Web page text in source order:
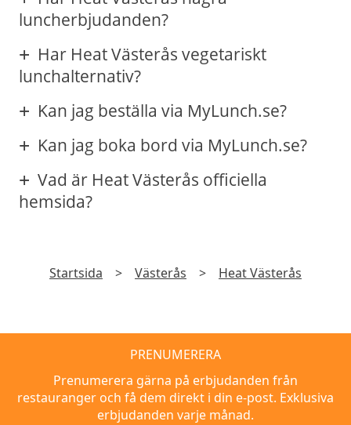
luncherbjudanden?
Har Heat Västerås vegetariskt
lunchalternativ?
Kan jag beställa via MyLunch.se?
Kan jag boka bord via MyLunch.se?
Vad är Heat Västerås officiella
hemsida?
Startsida > Västerås > Heat Västerås
PRENUMERERA
Prenumerera gärna på erbjudanden från
restauranger och få dem direkt i din e-post. Exklusiva
erbjudanden varje månad.